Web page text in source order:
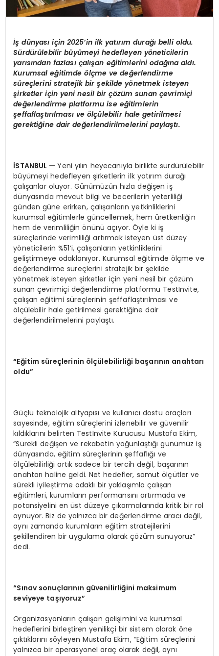
İş dünyası için 2025’in ilk yatırım durağı belli oldu.
Sürdürülebilir büyümeyi hedefleyen yöneticilerin
yarısından fazlası çalışan eğitimlerini odağına aldı.
Kurumsal eğitimdeölçme ve değerlendirme
süreçlerini stratejik bir şekilde yönetmek isteyen
şirketler için yeni nesil bir çözüm sunan çevrimiçi
değerlendirme platformu ise eğitimlerin
şeffaflaştırılması veölçülebilir hale getirilmesi
gerektiğine dair değerlendirilmelerini paylaştı.
İSTANBUL —Yeni yılın heyecanıyla birlikte sürdürülebilir
büyümeyi hedefleyen şirketlerin ilk yatırım durağı
çalışanlar oluyor. Günümüzün hızla değişen iş
dünyasında mevcut bilgi ve becerilerin yeterliliği
günden güne erirken, çalışanların yetkinliklerini
kurumsal eğitimlerle güncellemek, hem üretkenliğin
hem de verimliliğin önünü açıyor. Öyle ki iş
süreçlerinde verimliliği artırmak isteyen üst düzey
yöneticilerin %51’i, çalışanların yetkinliklerini
geliştirmeye odaklanıyor. Kurumsal eğitimde ölçme ve
değerlendirme süreçlerini stratejik bir şekilde
yönetmek isteyen şirketler için yeni nesil bir çözüm
sunan çevrimiçi değerlendirme platformu TestInvite,
çalışan eğitimi süreçlerinin şeffaflaştırılması ve
ölçülebilir hale getirilmesi gerektiğine dair
değerlendirilmelerini paylaştı.
“Eğitim süreçlerinin ölçülebilirliği başarının anahtarı
oldu”
Güçlü teknolojik altyapısı ve kullanıcı dostu araçları
sayesinde, eğitim süreçlerini izlenebilir ve güvenilir
kıldıklarını belirten TestInvite Kurucusu Mustafa Ekim,
“Sürekli değişen ve rekabetin yoğunlaştığı günümüz iş
dünyasında, eğitim süreçlerinin şeffaflığı ve
ölçülebilirliği artık sadece bir tercih değil, başarının
anahtarı haline geldi. Net hedefler, somut ölçütler ve
sürekli iyileştirme odaklı bir yaklaşımla çalışan
eğitimleri, kurumların performansını artırmada ve
potansiyelini en üst düzeye çıkarmalarında kritik bir rol
oynuyor. Biz de yalnızca bir değerlendirme aracı değil,
aynı zamanda kurumların eğitim stratejilerini
şekillendiren bir uygulama olarak çözüm sunuyoruz”
dedi.
“Sınav sonuçlarının güvenilirliğini maksimum
seviyeye taşıyoruz”
Organizasyonların çalışan gelişimini ve kurumsal
hedeflerini birleştiren yenilikçi bir sistem olarak öne
çıktıklarını söyleyen Mustafa Ekim, “Eğitim süreçlerini
yalnızca bir operasyonel araç olarak değil, aynı